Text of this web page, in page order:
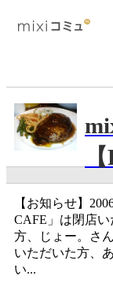
【お知らせ】
CAFE」は閉店
方、じょー。さ
いただいた方、
い...